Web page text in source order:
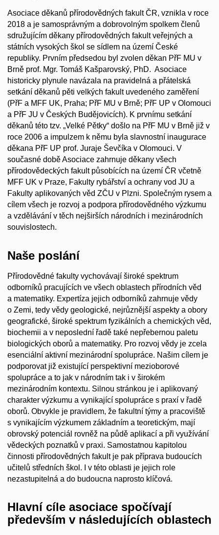
Asociace děkanů přírodovědných fakult ČR, vznikla v roce
2018 a je samosprávným a dobrovolným spolkem členů
sdružujícím děkany přírodovědných fakult veřejných a
státních vysokých škol se sídlem na území České
republiky. Prvním předsedou byl zvolen děkan PřF MU v
Brně prof. Mgr. Tomáš Kašparovský, PhD. Asociace
historicky plynule navázala na pravidelná a přátelská
setkání děkanů pěti velkých fakult uvedeného zaměření
(PřF a MFF UK, Praha; PřF MU v Brně; PřF UP v Olomouci
a PřF JU v Českých Budějovicích). K prvnímu setkání
děkanů této tzv. „Velké Pětky“ došlo na PřF MU v Brně již v
roce 2006 a impulzem k němu byla slavnostní inaugurace
děkana PřF UP prof. Juraje Ševčíka v Olomouci. V
současné době Asociace zahrnuje děkany všech
přírodovědeckých fakult působících na území ČR včetně
MFF UK v Praze, Fakulty rybářství a ochrany vod JU a
Fakulty aplikovaných věd ZČU v Plzni. Společným rysem a
cílem všech je rozvoj a podpora přírodovědného výzkumu
a vzdělávání v těch nejširších národních i mezinárodních
souvislostech.
Naše poslání
Přírodovědné fakulty vychovávají široké spektrum
odborníků pracujících ve všech oblastech přírodních věd
a matematiky. Expertíza jejich odborníků zahrnuje vědy
o Zemi, tedy vědy geologické, nejrůznější aspekty a obory
geografické, široké spektrum fyzikálních a chemických věd,
biochemii a v neposlední řadě také nepřebernou paletu
biologických oborů a matematiky. Pro rozvoj vědy je zcela
esenciální aktivní mezinárodní spolupráce. Našim cílem je
podporovat již existující perspektivní mezioborové
spolupráce a to jak v národním tak i v širokém
mezinárodním kontextu. Silnou stránkou je i aplikovaný
charakter výzkumu a vynikající spolupráce s praxí v řadě
oborů. Obvykle je pravidlem, že fakultní týmy a pracoviště
s vynikajícím výzkumem základním a teoretickým, mají
obrovský potenciál rovněž na půdě aplikací a při využívání
vědeckých poznatků v praxi. Samostatnou kapitolou
činnosti přírodovědných fakult je pak příprava budoucích
učitelů středních škol. I v této oblasti je jejich role
nezastupitelná a do budoucna naprosto klíčová.
Hlavní cíle asociace spočívají
především v následujících oblastech